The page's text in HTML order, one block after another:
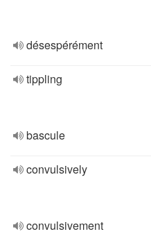
désespérément
tippling
bascule
convulsively
convulsivement